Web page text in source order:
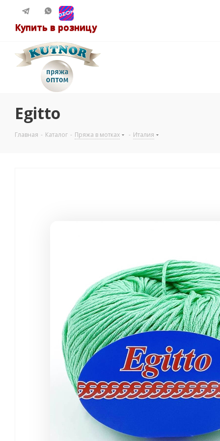
Купить в розницу
Egitto
Главная - Каталог - Пряжа в мотках - Италия